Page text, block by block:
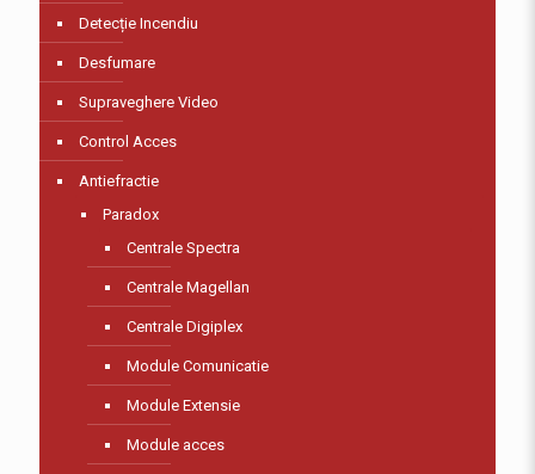
Detecție Incendiu
Desfumare
Supraveghere Video
Control Acces
Antiefractie
Paradox
Centrale Spectra
Centrale Magellan
Centrale Digiplex
Module Comunicatie
Module Extensie
Module acces